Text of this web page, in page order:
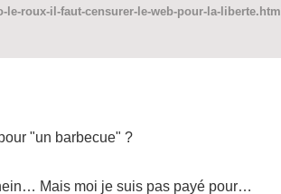
roux-il-faut-censurer-le-web-pour-la-liberte.html
"un barbecue" ?
Mais moi je suis pas payé pour…